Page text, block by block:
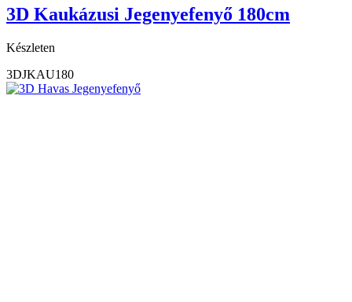
3D Kaukázusi Jegenyefenyő 180cm
Készleten
3DJKAU180